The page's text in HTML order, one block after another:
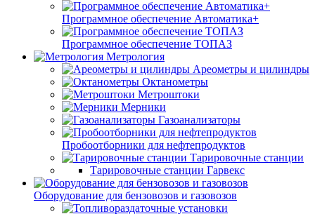
Программное обеспечение Автоматика+
Программное обеспечение ТОПАЗ
Метрология
Ареометры и цилиндры
Октанометры
Метроштоки
Мерники
Газоанализаторы
Пробоотборники для нефтепродуктов
Тарировочные станции
Тарировочные станции Гарвекс
Оборудование для бензовозов и газовозов